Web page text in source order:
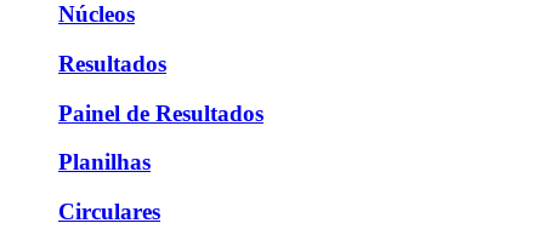
Núcleos
Resultados
Painel de Resultados
Planilhas
Circulares